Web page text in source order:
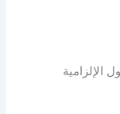
الإلزامية